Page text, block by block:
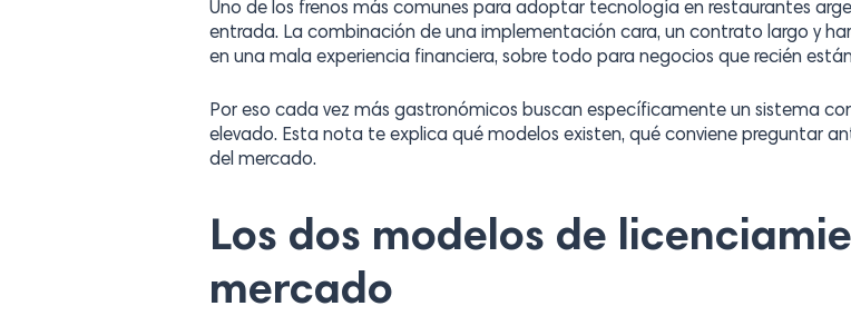
Uno de los frenos más comunes para adoptar tecnología en restaurantes
entrada. La combinación de una implementación cara, un contrato largo y
en una mala experiencia financiera, sobre todo para negocios que recién
Por eso cada vez más gastronómicos buscan específicamente un sistema
elevado. Esta nota te explica qué modelos existen, qué conviene preguntar
del mercado.
Los dos modelos de
mercado